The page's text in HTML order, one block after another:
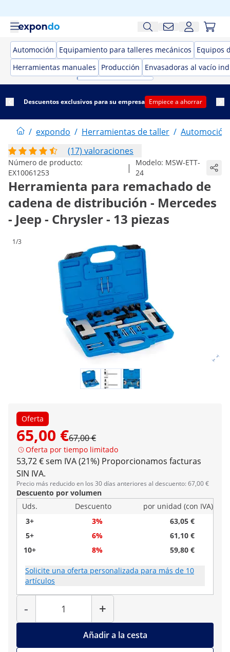
Automoción Equipamiento para talleres mecánicos
Equipos
Herramientas manuales
Producción Envasadoras al vacío
Descuentos exclusivos para su empresa Empiece a ahorrar
/ expondo / Herramientas de taller / Automoción
(17) valoraciones
Número de producto:
EX10061253
| Modelo: MSW-ETT-
24
Herramienta para remachado de
cadena de distribución - Mercedes
- Jeep - Chrysler - 13 piezas
1/3
Oferta
65,00 €67,00 €
Oferta por tiempo limitado
53,72 € sem IVA (21%) Proporcionamos facturas
SIN IVA.
Precio más reducido en los 30 días anteriores al descuento: 67,00 €
Descuento por volumen
Uds.
Descuento
por unidad (con IVA)
3+
3%
63,05 €
5+
6%
61,10 €
10+
8% 59,80 €
Solicite una oferta personalizada para más de 10
artículos
-
Cantidad
+
Añadir a la cesta